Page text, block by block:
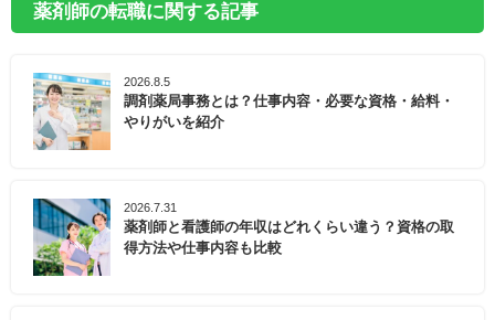
薬剤師の転職に関する記事
2026.8.5
調剤薬局事務とは？仕事内容・必要な資格・給料・
やりがいを紹介
2026.7.31
薬剤師と看護師の年収はどれくらい違う？資格の取
得方法や仕事内容も比較